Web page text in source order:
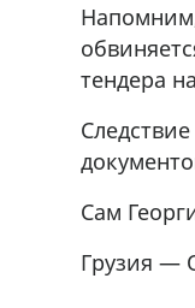
тендера
Сам
Грузия —